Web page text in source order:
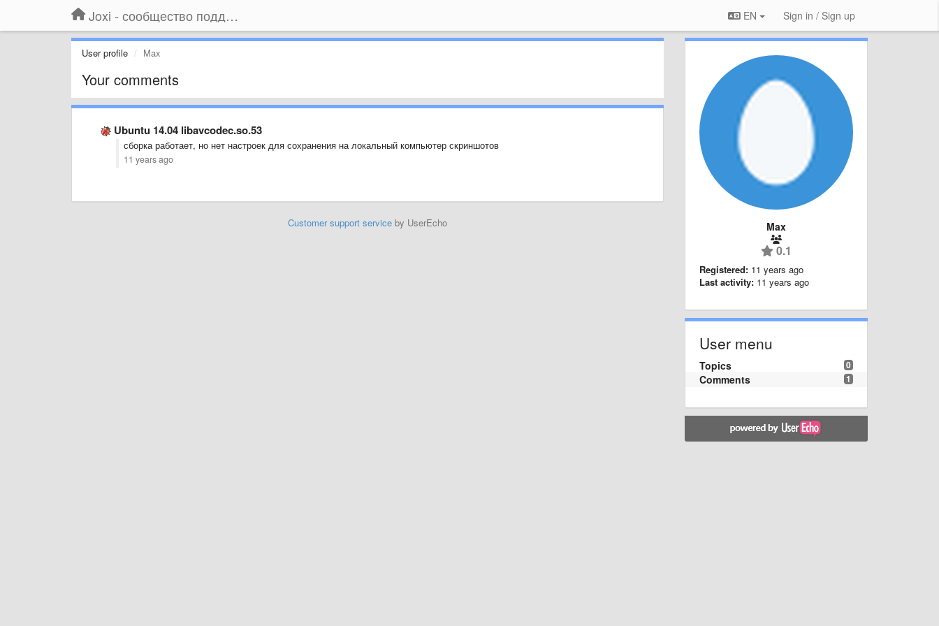
Joxi - сообщество поддержки EN Sign in / Sign up
User profile Max
Your comments
Ubuntu 14.04 libavcodec.so.53
сборка работает, но нет настроек для сохранения на локальный компьютер скриншотов
11 years ago
Customer support serviceby UserEcho Max
0.1
Registered: 11 years ago
Last activity: 11 years ago
User menu
0
Topics
1
Comments